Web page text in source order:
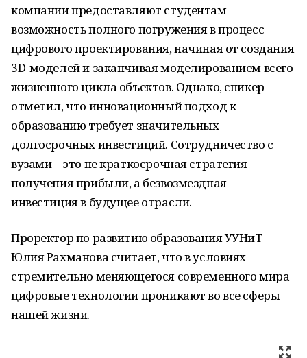
компании предоставляют студентам
возможность полного погружения в процесс
цифрового проектирования, начиная от создания
3D-моделей и заканчивая моделированием всего
жизненного цикла объектов. Однако, спикер
отметил, что инновационный подход к
образованию требует значительных
долгосрочных инвестиций. Сотрудничество с
вузами – это не краткосрочная стратегия
получения прибыли, а безвозмездная
инвестиция в будущее отрасли.
Проректор по развитию образования УУНиТ
Юлия Рахманова считает, что в условиях
стремительно меняющегося современного мира
цифровые технологии проникают во все сферы
нашей жизни.